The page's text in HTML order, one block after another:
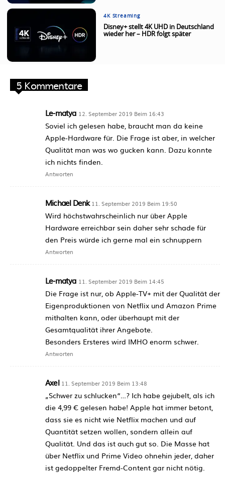
4K Streaming
Disney+ stellt 4K UHD in Deutschland
wieder her – HDR folgt später
5 Kommentare
Le-matya 12. September 2019 Beim 16:43
Soviel ich gelesen habe, braucht man da keine
Apple-Hardware für. Die Frage ist aber, in welcher
Qualität man was wo gucken kann. Dazu konnte
ich nichts finden.
Antworten
Michael Denk 11. September 2019 Beim 19:50
Wird höchstwahrscheinlich nur über Apple
Hardware erreichbar sein daher sehr schade für
den Preis würde ich gerne mal ein schnuppern
Antworten
Le-matya 11. September 2019 Beim 14:45
Die Frage ist nur, ob Apple-TV+ mit der Qualität der
Eigenproduktionen von Netflix und Amazon Prime
mithalten kann, oder überhaupt mit der
Gesamtqualität ihrer Angebote.
Besonders Ersteres wird IMHO enorm schwer.
Antworten
Axel 11. September 2019 Beim 13:48
„Schwer zu schlucken“…? Ich habe gejubelt, als ich
die 4,99 € gelesen habe! Apple hat immer betont,
dass sie es nicht wie Netflix machen und auf
Quantität setzen wollen, sondern allein auf
Qualität. Und das ist auch gut so. Die Masse hat
über Netflix und Prime Video ohnehin jeder, daher
ist gedoppelter Fremd-Content gar nicht nötig.